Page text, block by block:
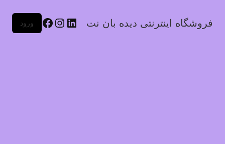
فروشگاه اینترنتی دیده بان نت ورود